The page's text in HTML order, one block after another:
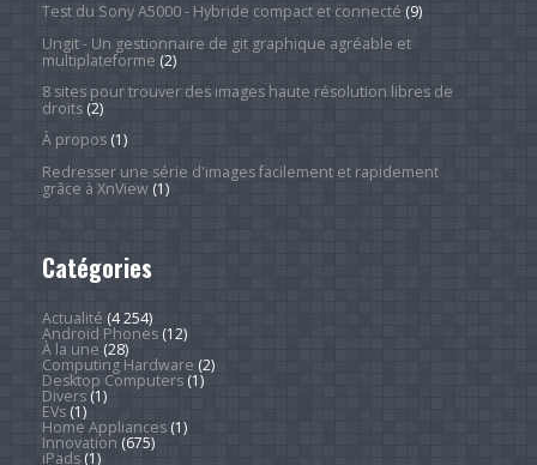
Test du Sony A5000 - Hybride compact et connecté (9)
Ungit - Un gestionnaire de git graphique agréable et
multiplateforme (2)
8 sites pour trouver des images haute résolution libres de
droits(2)
À propos(1)
Redresser une série d'images facilement et rapidement
grâce à XnView(1)
Catégories
Actualité (4 254)
Android Phones(12)
À la une (28)
Computing Hardware (2)
Desktop Computers(1)
Divers(1)
EVs(1)
Home Appliances(1)
Innovation (675)
iPads(1)